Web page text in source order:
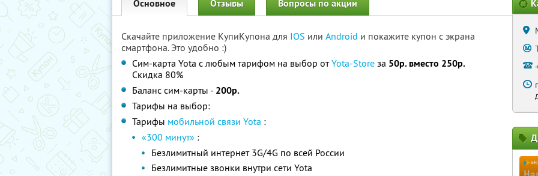
Основное Отзывы Вопросы по акции
Скачайте приложение КупиКупона для IOS или Android и покажите купон с экрана
смартфона. Это удобно :)
Сим-карта Yota с любым тарифом на выбор отYota-Store за 50р. вместо 250р.
Скидка 80%
Баланс сим-карты - 200р.
Тарифы на выбор:
Тарифы мобильной связи Yota :
«300 минут» :
Безлимитный интернет 3G/4G по всей России
Безлимитные звонки внутри сети Yota